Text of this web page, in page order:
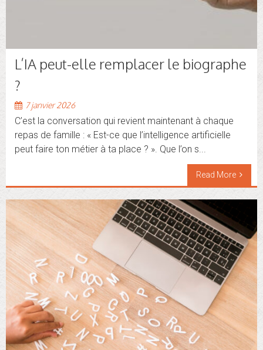
L’IA peut-elle remplacer le biographe
?
7 janvier 2026
C’est la conversation qui revient maintenant à chaque
repas de famille : « Est-ce que l’intelligence artificielle
peut faire ton métier à ta place ? ». Que l’on s...
Read More